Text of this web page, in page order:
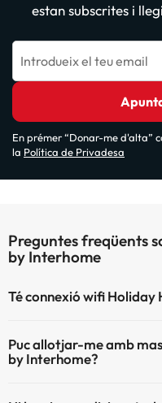
estan subscrites i
Introdueix el teu email
En prémer “Donar-me d'alta”
la Política de Privadesa
Preguntes freqüents
by Interhome
Té connexió wifi Holiday
Puc allotjar-me amb
by Interhome?